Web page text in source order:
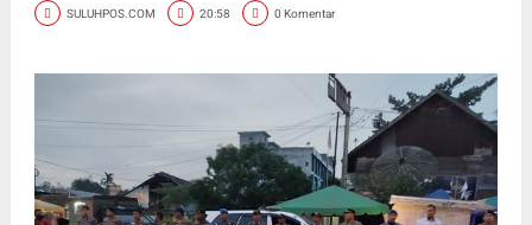
SULUHPOS.COM 20:58 0 Komentar